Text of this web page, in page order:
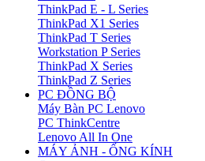
ThinkPad E - L Series
ThinkPad X1 Series
ThinkPad T Series
Workstation P Series
ThinkPad X Series
ThinkPad Z Series
PC ĐỒNG BỘ
Máy Bàn PC Lenovo
PC ThinkCentre
Lenovo All In One
MÁY ẢNH - ỐNG KÍNH